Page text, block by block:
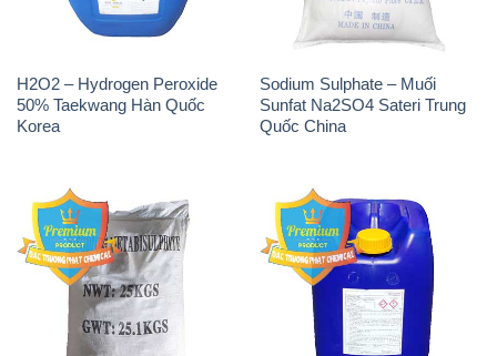
H2O2 – Hydrogen Peroxide
50% Taekwang Hàn Quốc
Korea
Sodium Sulphate – Muối
Sunfat Na2SO4 Sateri Trung
Quốc China